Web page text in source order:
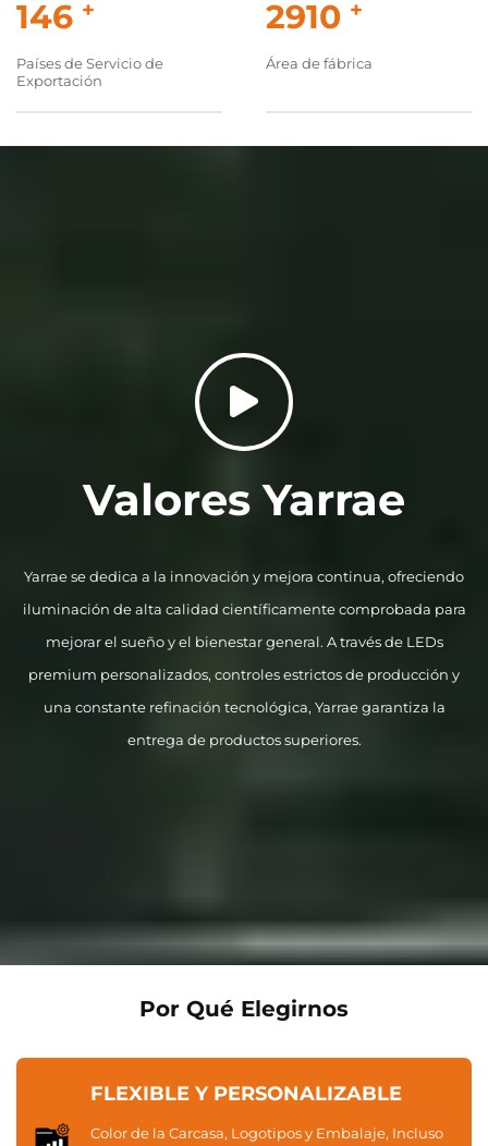
150 +
Países de Servicio de
Exportación
3000 +
Área de fábrica
Valores Yarrae
Yarrae se dedica a la innovación y mejora continua, ofreciendo
iluminación de alta calidad científicamente comprobada para
mejorar el sueño y el bienestar general. A través de LEDs
premium personalizados, controles estrictos de producción y
una constante refinación tecnológica, Yarrae garantiza la
entrega de productos superiores.
Por Qué Elegirnos
FLEXIBLE Y PERSONALIZABLE
Color de la Carcasa, Logotipos y Embalaje, Incluso